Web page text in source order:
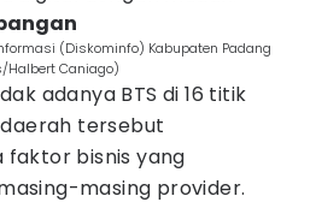
(Diskominfo) Kabupaten Padang
Halbert Caniago)
adanya BTS di 16 titik
tersebut
faktor bisnis yang
masing provider.